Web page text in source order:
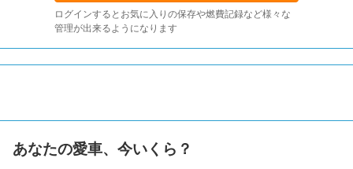
ログインするとお気に入りの保存や燃費記録など様々な
管理が出来るようになります
あなたの愛車、今いくら？